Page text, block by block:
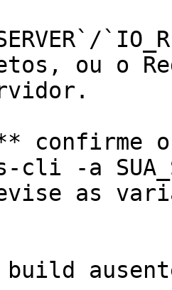
ou o
confirme
-a
as
build